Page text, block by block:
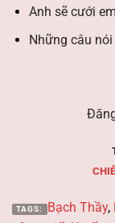
Anh sẽ cưới
Những câu
TAGS: Bạch Thầy,